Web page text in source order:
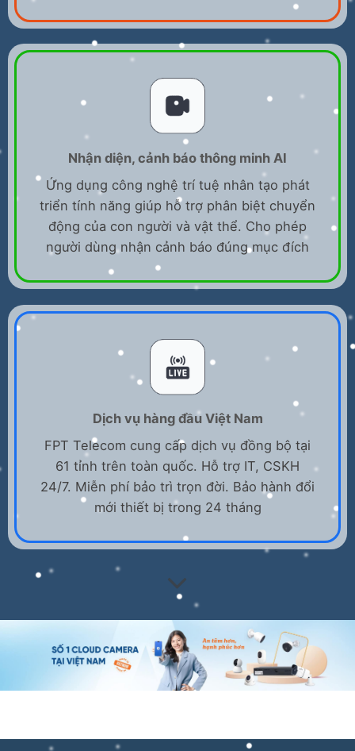
Nhận diện, cảnh báo thông minh AI
Ứng dụng công nghệ trí tuệ nhân tạo phát
triển tính năng giúp hỗ trợ phân biệt chuyển
động của con người và vật thể. Cho phép
người dùng nhận cảnh báo đúng mục đích
Dịch vụ hàng đầu Việt Nam
FPT Telecom cung cấp dịch vụ đồng bộ tại
61 tỉnh trên toàn quốc. Hỗ trợ IT, CSKH
24/7. Miễn phí bảo trì trọn đời. Bảo hành đổi
mới thiết bị trong 24 tháng